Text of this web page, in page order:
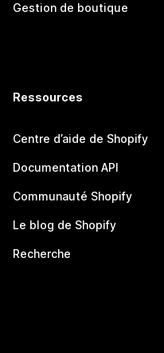
Gestion de boutique
Ressources
Centre d’aide de Shopify
Documentation API
Communauté Shopify
Le blog de Shopify
Recherche